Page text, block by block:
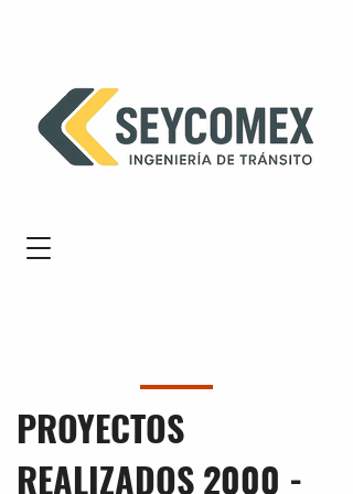
PROYECTOS
REALIZADOS2000 -